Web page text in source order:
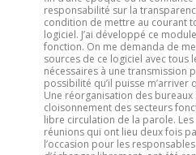
responsabilité sur la
condition de mettre au courant
logiciel. J’ai développé ce
fonction. On me demanda de
sources de ce logiciel avec tous
nécessaires à une transmission
possibilité qu’il puisse
Une réorganisation des
cloisonnement des secteurs
libre circulation de la parole.
réunions qui ont lieu deux fois
l’occasion pour les